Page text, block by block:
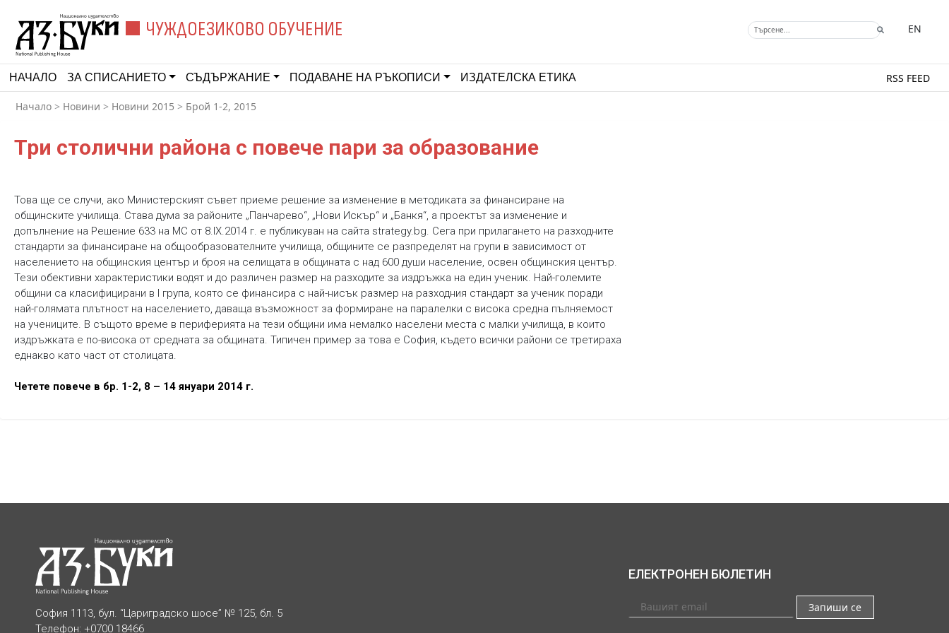
ЧУЖДОЕЗИКОВО ОБУЧЕНИЕ EN
НАЧАЛО ЗА СПИСАНИЕТО СЪДЪРЖАНИЕ ПОДАВАНЕ НА РЪКОПИСИ ИЗДАТЕЛСКА ЕТИКА RSS FEED
Начало > Новини > Новини 2015 > Брой 1-2, 2015
Три столични района с повече пари за образование
Това ще се случи, ако Министерският съвет приеме решение за изменение в методиката за финансиране на
общинските училища. Става дума за районите „Панчарево“, „Нови Искър“ и „Банкя“, а проектът за изменение и
допълнение на Решение 633 на МС от 8.IX.2014 г. е публикуван на сайта strategy.bg. Сега при прилагането на разходните
стандарти за финансиране на общообразователните училища, общините се разпределят на групи в зависимост от
населението на общинския център и броя на селищата в общината с над 600 души население, освен общинския център.
Тези обективни характеристики водят и до различен размер на разходите за издръжка на един ученик. Най-големите
общини са класифицирани в I група, която се финансира с най-нисък размер на разходния стандарт за ученик поради
най-голямата плътност на населението, даваща възможност за формиране на паралелки с висока средна пълняемост
на учениците. В същото време в периферията на тези общини има немалко населени места с малки училища, в които
издръжката е по-висока от средната за общината. Типичен пример за това е София, където всички райони се третираха
еднакво като част от столицата.
Четете повече в бр. 1-2, 8 – 14 януари 2014 г.
София 1113, бул. “Цариградско шосе” № 125, бл. 5
Телефон: +0700 18466
ЕЛЕКТРОНЕН БЮЛЕТИН
Запиши се